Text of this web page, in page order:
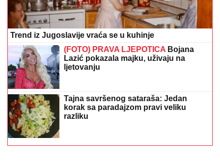
Trend iz Jugoslavije vraća se u kuhinje
(FOTO) PRAVA LJEPOTICA Bojana
Lazić pokazala majku, uživaju na
ljetovanju
Tajna savršenog sataraša: Jedan
korak sa paradajzom pravi veliku
razliku